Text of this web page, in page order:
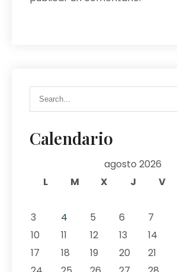
Calendario
agosto 2026
L
M X J V
3
4 5 6 7
10
11 12 13 14
17
18 19 20 21